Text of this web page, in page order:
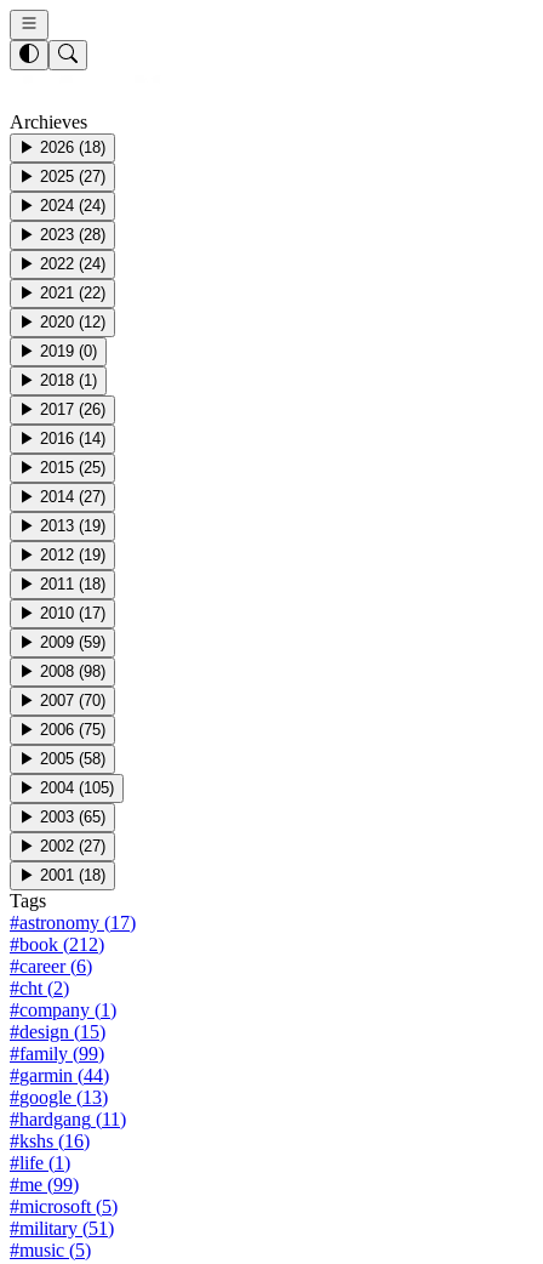
Archieves
▶ 2026 (18)
▶ 2025 (27)
▶ 2024 (24)
▶ 2023 (28)
▶ 2022 (24)
▶ 2021 (22)
▶ 2020 (12)
▶ 2019 (0)
▶ 2018 (1)
▶ 2017 (26)
▶ 2016 (14)
▶ 2015 (25)
▶ 2014 (27)
▶ 2013 (19)
▶ 2012 (19)
▶ 2011 (18)
▶ 2010 (17)
▶ 2009 (59)
▶ 2008 (98)
▶ 2007 (70)
▶ 2006 (75)
▶ 2005 (58)
▶ 2004 (105)
▶ 2003 (65)
▶ 2002 (27)
▶ 2001 (18)
Tags
#astronomy (17)
#book (212)
#career(6)
#cht (2)
#company (1)
#design (15)
#family (99)
#garmin (44)
#google (13)
#hardgang (11)
#kshs (16)
#life (1)
#me (99)
#microsoft (5)
#military (51)
#music (5)